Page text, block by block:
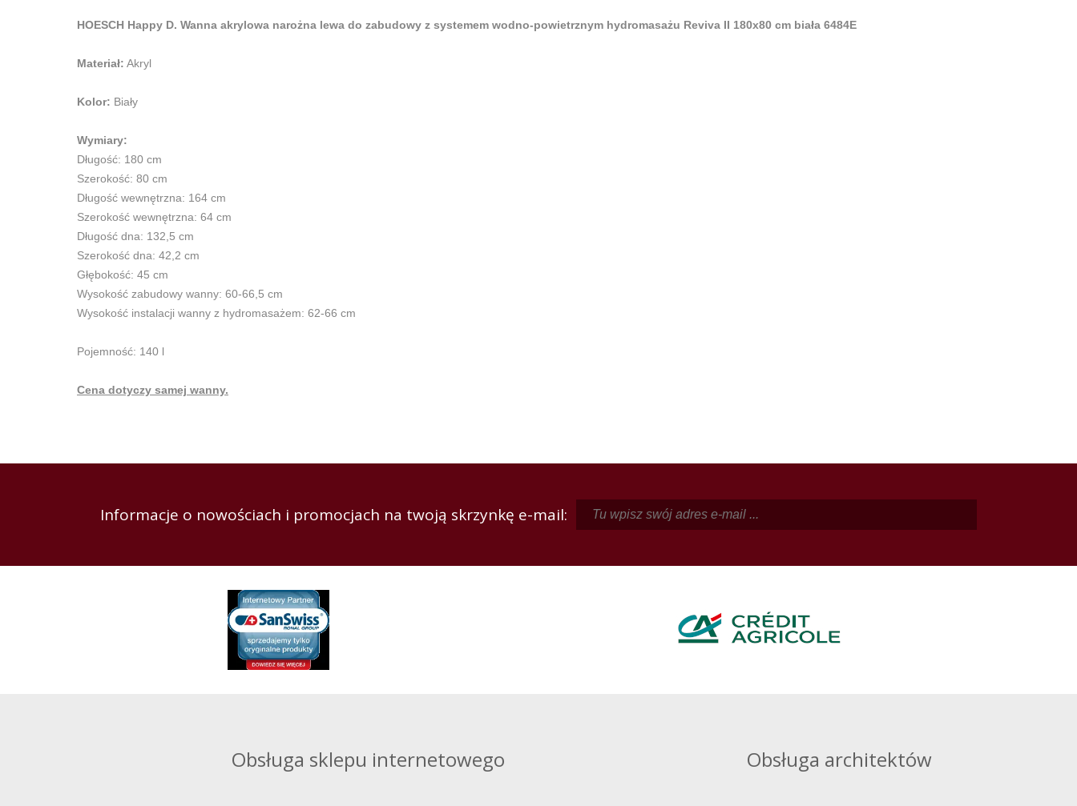
HOESCH Happy D. Wanna akrylowa narożna lewa do zabudowy z systemem wodno-powietrznym hydromasażu Reviva II 180x80 cm biała 6484E
Materiał: Akryl
Kolor: Biały
Wymiary:
Długość: 180 cm
Szerokość: 80 cm
Długość wewnętrzna: 164 cm
Szerokość wewnętrzna: 64 cm
Długość dna: 132,5 cm
Szerokość dna: 42,2 cm
Głębokość: 45 cm
Wysokość zabudowy wanny: 60-66,5 cm
Wysokość instalacji wanny z hydromasażem: 62-66 cm
Pojemność: 140 l
Cena dotyczy samej wanny.
Informacje o nowościach i promocjach na twoją skrzynkę e-mail:
Obsługa sklepu internetowego Obsługa architektów